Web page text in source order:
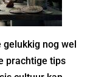
gelukkig nog wel
prachtige tips